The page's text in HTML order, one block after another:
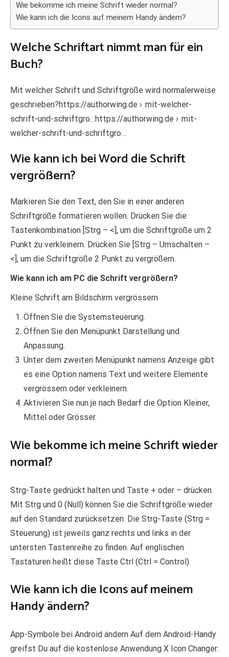
Wie bekomme ich meine Schrift wieder normal?
Wie kann ich die Icons auf meinem Handy ändern?
Welche Schriftart nimmt man für ein
Buch?
Mit welcher Schrift und Schriftgröße wird normalerweise
geschrieben?https://authorwing.de › mit-welcher-
schrift-und-schriftgro…https://authorwing.de › mit-
welcher-schrift-und-schriftgro…
Wie kann ich bei Word die Schrift
vergrößern?
Markieren Sie den Text, den Sie in einer anderen
Schriftgröße formatieren wollen. Drücken Sie die
Tastenkombination [Strg – <], um die Schriftgröße um 2
Punkt zu verkleinern. Drücken Sie [Strg – Umschalten –
<], um die Schriftgröße 2 Punkt zu vergrößern.
Wie kann ich am PC die Schrift vergrößern?
Kleine Schrift am Bildschirm vergrössern
Öffnen Sie die Systemsteuerung.
Öffnen Sie den Menüpunkt Darstellung und
Anpassung.
Unter dem zweiten Menüpunkt namens Anzeige gibt
es eine Option namens Text und weitere Elemente
vergrössern oder verkleinern.
Aktivieren Sie nun je nach Bedarf die Option Kleiner,
Mittel oder Grösser.
Wie bekomme ich meine Schrift wieder
normal?
Strg-Taste gedrückt halten und Taste + oder – drücken.
Mit Strg und 0 (Null) können Sie die Schriftgröße wieder
auf den Standard zurücksetzen. Die Strg-Taste (Strg =
Steuerung) ist jeweils ganz rechts und links in der
untersten Tastenreihe zu finden. Auf englischen
Tastaturen heißt diese Taste Ctrl (Ctrl = Control).
Wie kann ich die Icons auf meinem
Handy ändern?
App-Symbole bei Android ändern Auf dem Android-Handy
greifst Du auf die kostenlose Anwendung X Icon Changer: